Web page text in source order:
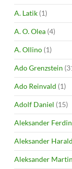
A. Latik (1)
A. O. Olea (4)
A. Ollino (1)
Ado Grenzstein
Ado Reinvald (1)
Adolf Daniel (15)
Aleksander
Aleksander
Aleksander